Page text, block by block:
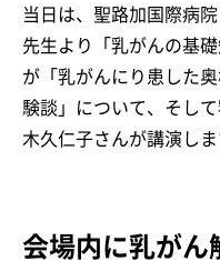
当日は、聖路加国際病
先生より「乳がんの基
が「乳がんにり患した
験談」について、そし
木久仁子さんが講演しま
会場内に乳がん